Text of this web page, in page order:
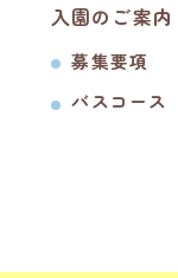
入園のご案内
募集要項
バスコース